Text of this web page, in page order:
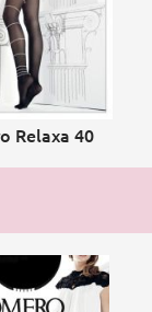
Relaxa 40